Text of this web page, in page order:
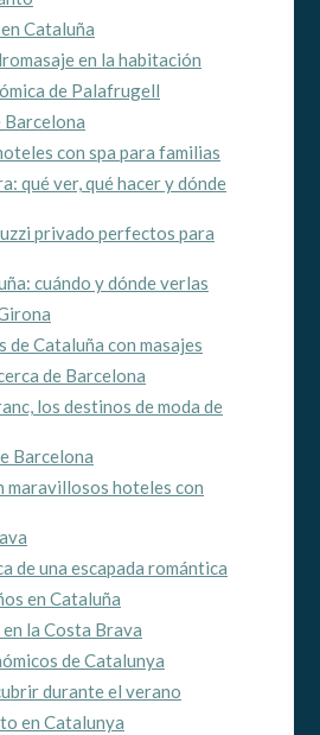
Cataluña
en la habitación
de Palafrugell
Barcelona
con spa para familias
qué ver, qué hacer y dónde
privado perfectos para
cuándo y dónde verlas
de Cataluña con masajes
de Barcelona
los destinos de moda de
Barcelona
maravillosos hoteles con
de una escapada romántica
en Cataluña
la Costa Brava
de Catalunya
durante el verano
en Catalunya